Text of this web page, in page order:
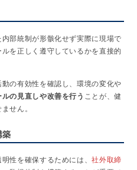
部統制が形骸化せず実際に現場で
を正しく遵守しているかを直接的
動の有効性を確認し、環境の変化や
の見直しや改善を行う ことが、健
せん。
築
性を確保するためには、社外取締